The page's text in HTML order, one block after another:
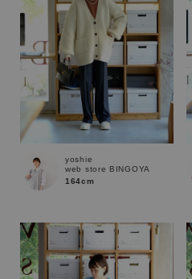
yoshie
web store BINGOYA
164cm